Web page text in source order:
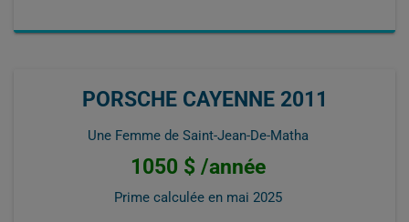
PORSCHE CAYENNE 2011
Une Femme de Saint-Jean-De-Matha
1050 $ /année
Prime calculée en mai 2025